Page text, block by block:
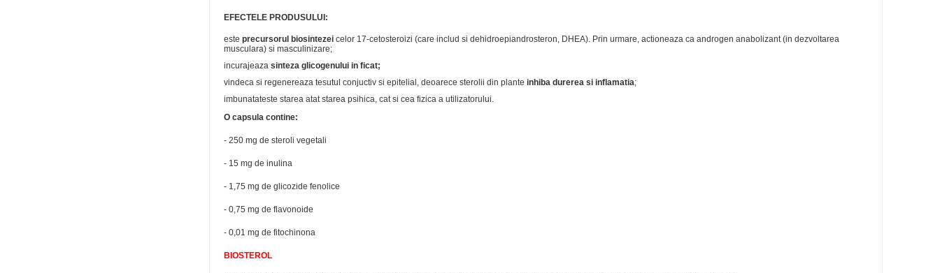
EFECTELE PRODUSULUI:
este precursorul biosintezei celor 17-cetosteroizi (care includ si dehidroepiandrosteron, DHEA). Prin urmare, actioneaza ca androgen anabolizant (in dezvoltarea
musculara) si masculinizare;
incurajeaza sinteza glicogenului in ficat;
vindeca si regenereaza tesutul conjuctiv si epitelial, deoarece sterolii din plante inhiba durerea si inflamatia;
imbunatateste starea atat starea psihica, cat si cea fizica a utilizatorului.
O capsula contine:
- 250 mg de steroli vegetali
- 15 mg de inulina
- 1,75 mg de glicozide fenolice
- 0,75 mg de flavonoide
- 0,01 mg de fitochinona
BIOSTEROL